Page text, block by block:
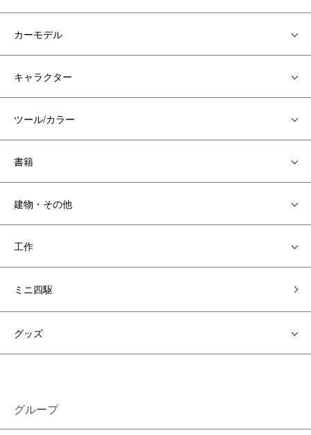
カーモデル
キャラクター
ツール/カラー
書籍
建物・その他
工作
ミニ四駆
グッズ
グループ